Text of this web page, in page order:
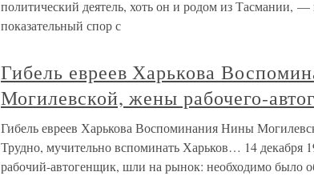
политический деятель, хоть он и родом из Тасмании, —
показательный спор с
Гибель евреев Харькова
Могилевской, жены рабочего-
Гибель евреев Харькова Воспоминания Нины
Трудно, мучительно вспоминать Харьков… 14
рабочий-автогенщик, шли на рынок: необходимо было